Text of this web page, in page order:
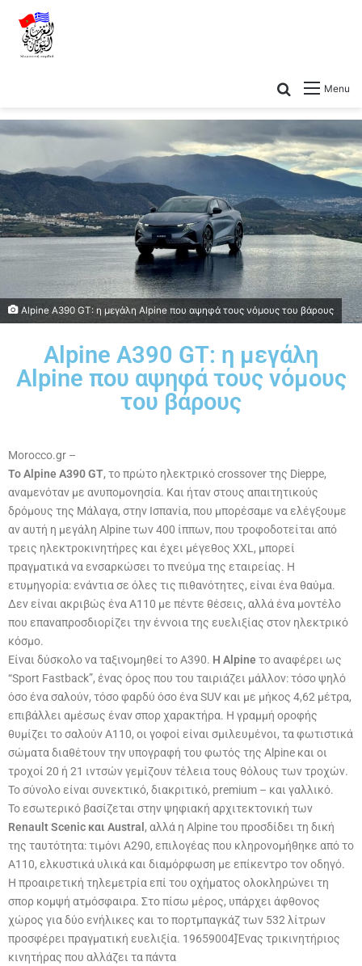
Menu
Alpine A390 GT: η μεγάλη Alpine που αψηφά τους νόμους του βάρους
Alpine A390 GT: η μεγάλη
Alpine που αψηφά τους νόμους
του βάρους
Morocco.gr –
Το Alpine A390 GT, το πρώτο ηλεκτρικό crossover της Dieppe,
αναμενόταν με ανυπομονησία. Και ήταν στους απαιτητικούς
δρόμους της Μάλαγα, στην Ισπανία, που μπορέσαμε να ελέγξουμε
αν αυτή η μεγάλη Alpine των 400 ίππων, που τροφοδοτείται από
τρεις ηλεκτροκινητήρες και έχει μέγεθος XXL, μπορεί
πραγματικά να ενσαρκώσει το πνεύμα της εταιρείας. Η
ετυμηγορία: ενάντια σε όλες τις πιθανότητες, είναι ένα θαύμα.
Δεν είναι ακριβώς ένα A110 με πέντε θέσεις, αλλά ένα μοντέλο
που επαναπροσδιορίζει την έννοια της ευελιξίας στον ηλεκτρικό
κόσμο.
Είναι δύσκολο να ταξινομηθεί το A390. Η Alpine το αναφέρει ως
“Sport Fastback”, ένας όρος που του ταιριάζει μάλλον: τόσο ψηλό
όσο ένα σαλούν, τόσο φαρδύ όσο ένα SUV και με μήκος 4,62 μέτρα,
επιβάλλει αμέσως έναν σπορ χαρακτήρα. Η γραμμή οροφής
θυμίζει το σαλούν A110, οι γοφοί είναι σμιλευμένοι, τα φωτιστικά
σώματα διαθέτουν την υπογραφή του φωτός της Alpine και οι
τροχοί 20 ή 21 ιντσών γεμίζουν τέλεια τους θόλους των τροχών.
Το σύνολο είναι συνεκτικό, διακριτικό, premium – και γαλλικό.
Το εσωτερικό βασίζεται στην ψηφιακή αρχιτεκτονική των
Renault Scenic και Austral , αλλά η Alpine του προσδίδει τη δική
της ταυτότητα: τιμόνι A290, επιλογέας που κληρονομήθηκε από το
A110, ελκυστικά υλικά και διαμόρφωση με επίκεντρο τον οδηγό.
Η προαιρετική τηλεμετρία επί του οχήματος ολοκληρώνει τη
σπορ κομψή ατμόσφαιρα. Στο πίσω μέρος, υπάρχει άφθονος
χώρος για δύο ενήλικες και το πορτμπαγκάζ των 532 λίτρων
προσφέρει πραγματική ευελιξία. 19659004]Ένας τρικινητήριος
κινητήρας που αλλάζει τα πάντα